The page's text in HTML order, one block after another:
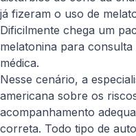
já fizeram o uso de
Dificilmente chega um
melatonina para
médica.
Nesse cenário, a
americana sobre os
acompanhamento
correta. Todo tipo de